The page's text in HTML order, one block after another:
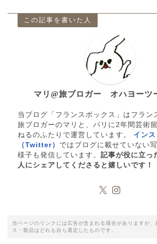
この記事を書いた人
マリ@旅ブロガー オハヨーツ
当ブログ「フランスボックス」はフラン
旅ブロガーのマリと、パリに2年間芸術
ねるのふたりで運営しています。 インス
（Twitter） ではブログに載せていない
様子も発信しています。 記事が役に立っ
人にシェアしてくださると嬉しいです！
当ページのリンクには広告が含まれる場合がありますが
ス・製品はどれも自ら選定したものです。